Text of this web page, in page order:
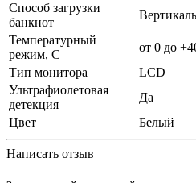
Способ загрузки
банкнот
Температурный
режим, С
от 0 до
Тип монитора
LCD
Ультрафиолетовая
детекция
Да
Цвет
Белый
Написать отзыв